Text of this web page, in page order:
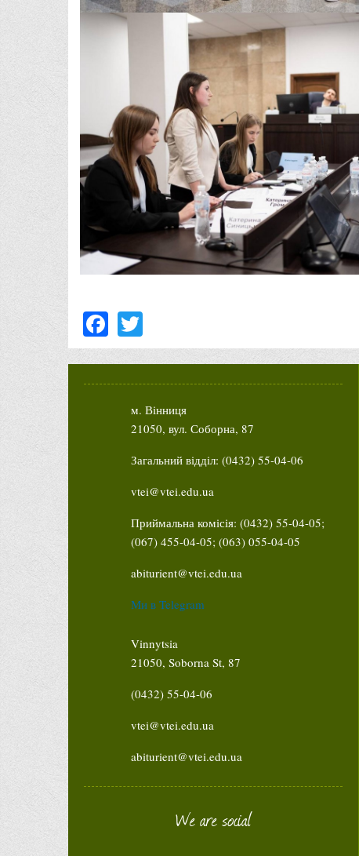
Facebook
м. Вінниця
21050, вул. Соборна, 87
Загальний відділ: (0432) 55-04-06
vtei@vtei.edu.ua
Приймальна комісія: (0432) 55-04-05;
(067) 455-04-05; (063) 055-04-05
abiturient@vtei.edu.ua
Ми в Telegram
Vinnytsia
21050, Soborna St, 87
(0432) 55-04-06
vtei@vtei.edu.ua
abiturient@vtei.edu.ua
We are social